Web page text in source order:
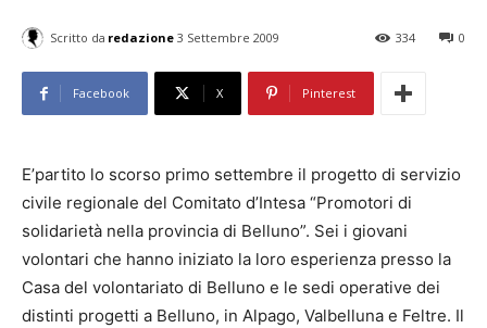
Scritto da redazione 3 Settembre 2009 0
334
Facebook X Pinterest
E’partito lo scorso primo settembre il progetto di servizio
civile regionale del Comitato d’Intesa “Promotori di
solidarietà nella provincia di Belluno”. Sei i giovani
volontari che hanno iniziato la loro esperienza presso la
Casa del volontariato di Belluno e le sedi operative dei
distinti progetti a Belluno, in Alpago, Valbelluna e Feltre. Il